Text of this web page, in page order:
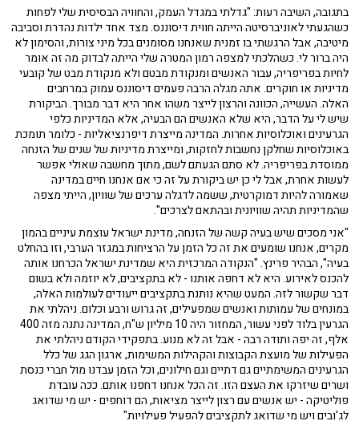
בתגובה, השיבה רעות: "גדלתי במגדל העמק, והחוויה הבסיסית שלי לפחות
כשהגעתי לאוניברסיטה הייתה חווית דיסוננס. מצד אחד ילדות נהדרת וסביבה
מיטיבה, אבל הרגשתי בו זמנית שאנחנו מסומנים בכל מיני צורות, והסימון לא
היה ברור לי. כשהלכתי למצפה רמון המטרה שלי הייתה לבדוק מה זה אומר
לחיות בפריפריה, עבור האנשים ומנקודת מבטם ולא מנקודת מבט של קובעי
מדיניות או חוקרים. אתה מגלה הרבה פעמים דיסוננס עמוק במרחבים
האלה. העשייה, הכוונה והרצון לייצר משהו אחר היא דבר מבורך. הביקורת
שיש לי על הדבר, היא שלא האנשים הם הבעיה, אלא המדיניות כלפי
הגרעינים ואוכלוסיות אחרות. המדינה מייצרת דיפרנציאליות - כלומר תומכת
באוכלוסיות שחלקן נחשבות לחזקות, ומייצרת מדיניות של שנים של הזנחה
ממוסדת בפריפריה. לא סתם הגעתם לשם, מתוך מחשבה שאולי אפשר
לעשות אחרת, אבל לי כן יש ביקורת על זה כי אם אנחנו חיים במדינה
שאמורה להיות דמוקרטית, ששמה לדגלה ערכים של שוויון, הייתי מצפה
שהמדיניות תהיה שוויונית ובהתאם לצרכים".
"אני מסכים שיש בעיה קשה של הזנחה, מדינת ישראל עוצמת עיניים בהמון
מקרים, אנחנו שומעים את זה כל הזמן על הרציחות במגזר הערבי, וזו בהחלט
בעיה", הבהיר פרינץ. "הנקודה המרכזית היא שמדינת ישראל הכרחנו אותה
להכנס לאירוע. היא לא דחפה אותנו - לא בתקציבים, לא יוזמה ולא בשום
דבר שקשור לזה. המעט שהיא נותנת בתקציבים ייעודים לעולמות האלה,
במונחים של עמותות ואנשים שמפעילים, זה גרוש ורבע וכלום. ניהלתי את
הגרעין בלוד לפני עשור, המחזור היה 10 מיליון ש"ח, המדינה נתנה מזה 400
אלף, זה יפה ותודה רבה - אבל זה לא מנוע. בתפקידי הקודם ניהלתי את
הפעילות של מועצת הקבוצות והקהילות המשימות, ארגון הגג של כלל
הגרעינים המשימתיים גם דתיים וגם חילונים, וכל הזמן עבדנו מול חברי כנסת
ושרים שיזרקו את העצם הזו. זה הכל אנחנו דחפנו אותם. ככה עובדת
פוליטיקה - יש אנשים עם רצון לייצר מציאות, הם דוחפים - יש מי שדואג
לג'ובים ויש מי שדואג לתקציבים להפעיל פעילויות"